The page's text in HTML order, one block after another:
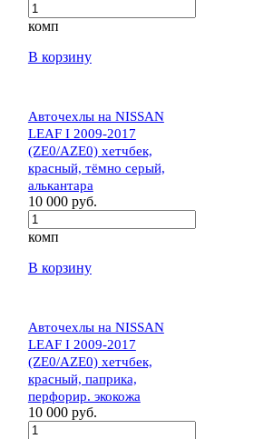
комп
В корзину
Авточехлы на NISSAN
LEAF I 2009-2017
(ZE0/AZE0) хетчбек,
красный, тёмно серый,
алькантара
10 000 руб.
комп
В корзину
Авточехлы на NISSAN
LEAF I 2009-2017
(ZE0/AZE0) хетчбек,
красный, паприка,
перфорир. экокожа
10 000 руб.